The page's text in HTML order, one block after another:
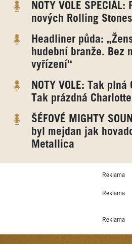
NOTY VOLE
nových Rolling Stones
Headliner půda:
hudební branže. Bez
vyřízení“
NOTY VOLE: Tak
Tak prázdná
ŠÉFOVÉ MIGHTY
byl mejdan jak
Metallica
Reklama
Reklama
Reklama